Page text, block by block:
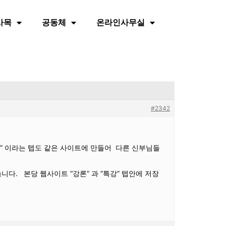
목 공동체 온라인사무실
#2342
이라는 텝도 같은 사이트에 만들어 다른 신부님들
다. 본당 웹사이트 “강론” 과 “특강” 텝안에 저장